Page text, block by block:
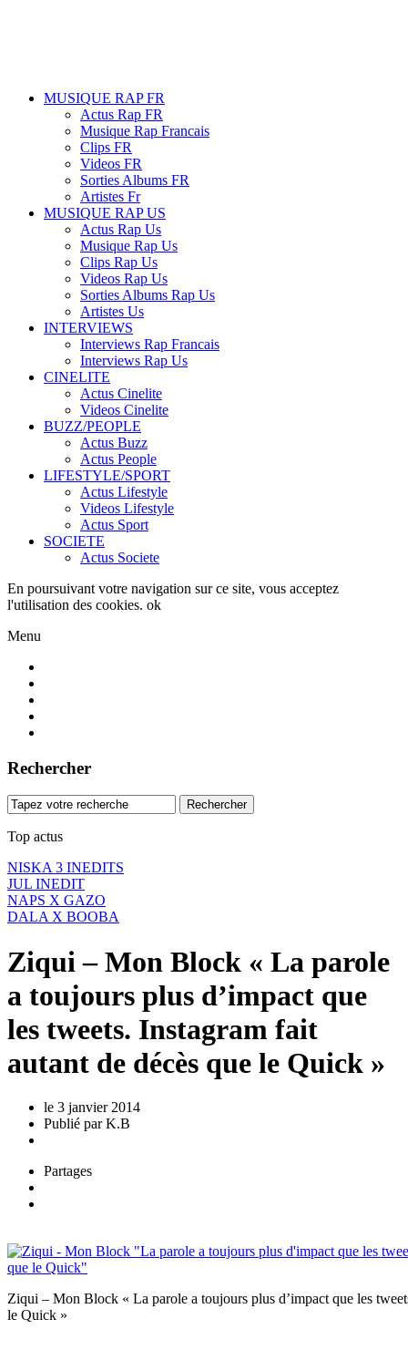
MUSIQUE RAP FR
Actus Rap FR
Musique Rap Francais
Clips FR
Videos FR
Sorties Albums FR
Artistes Fr
MUSIQUE RAP US
Actus Rap Us
Musique Rap Us
Clips Rap Us
Videos Rap Us
Sorties Albums Rap Us
Artistes Us
INTERVIEWS
Interviews Rap Francais
Interviews Rap Us
CINELITE
Actus Cinelite
Videos Cinelite
BUZZ/PEOPLE
Actus Buzz
Actus People
LIFESTYLE/SPORT
Actus Lifestyle
Videos Lifestyle
Actus Sport
SOCIETE
Actus Societe
En poursuivant votre navigation sur ce site, vous acceptez
l'utilisation des cookies. ok
Menu
Rechercher
Top actus
NISKA 3 INEDITS
JUL INEDIT
NAPS X GAZO
DALA X BOOBA
Ziqui – Mon Block « La parole
a toujours plus d’impact que
les tweets. Instagram fait
autant de décès que le Quick »
le 3 janvier 2014
Publié parK.B
Partages
Ziqui – Mon Block « La parole a toujours plus d’impact que les
le Quick »